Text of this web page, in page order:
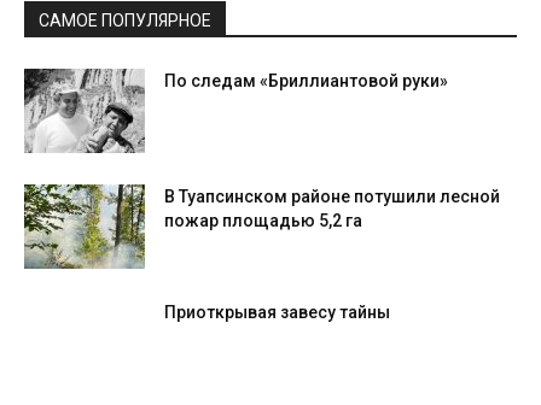
САМОЕ ПОПУЛЯРНОЕ
По следам «Бриллиантовой руки»
В Туапсинском районе потушили лесной
пожар площадью 5,2 га
Приоткрывая завесу тайны